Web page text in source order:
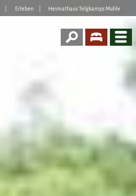
Erleben Heimathaus Telgkamps Mühle